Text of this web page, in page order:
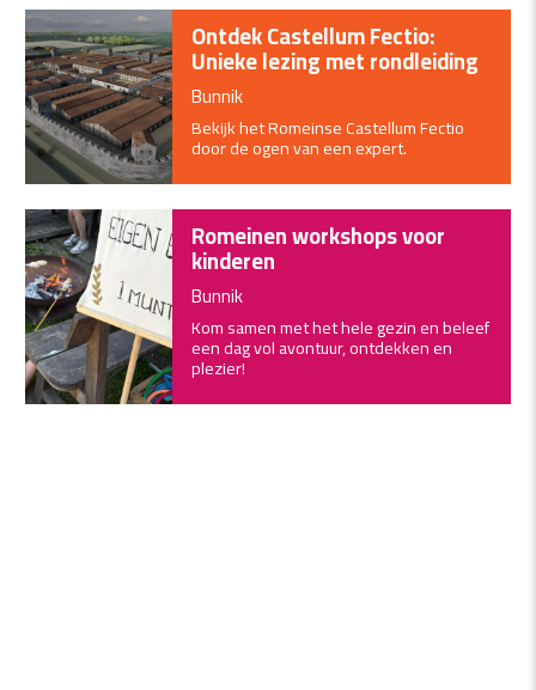
Ontdek Castellum Fectio:
Unieke lezing met rondleiding
Bunnik
Bekijk het Romeinse Castellum Fectio
door de ogen van een expert.
Romeinen workshops voor
kinderen
Bunnik
Kom samen met het hele gezin en beleef
een dag vol avontuur, ontdekken en
plezier!